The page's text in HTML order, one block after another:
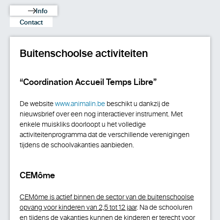
Info
Contact
Buitenschoolse activiteiten
“Coordination Accueil Temps Libre”
De websitewww.animalin.be beschikt u dankzij de
nieuwsbrief over een nog interactiever instrument. Met
enkele muiskliks doorloopt u het volledige
activiteitenprogramma dat de verschillende verenigingen
tijdens de schoolvakanties aanbieden.
CEMôme
CEMôme is actief binnen de sector van de buitenschoolse
opvang voor kinderen van 2,5 tot 12 jaar. Na de schooluren
en tijdens de vakanties kunnen de kinderen er terecht voor